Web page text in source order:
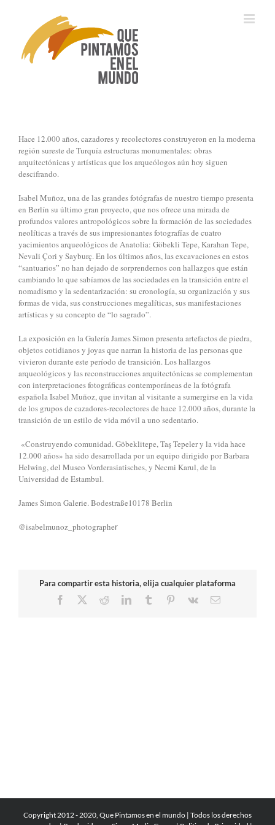
Hace 12.000 años, cazadores y recolectores construyeron en la moderna
región sureste de Turquía estructuras monumentales: obras
arquitectónicas y artísticas que los arqueólogos aún hoy siguen
descifrando.
Isabel Muñoz, una de las grandes fotógrafas de nuestro tiempo presenta
en Berlín su último gran proyecto, que nos ofrece una mirada de
profundos valores antropológicos sobre la formación de las sociedades
neolíticas a través de sus impresionantes fotografías de cuatro
yacimientos arqueológicos de Anatolia: Göbekli Tepe, Karahan Tepe,
Nevali Çori y Sayburç. En los últimos años, las excavaciones en estos
“santuarios” no han dejado de sorprendernos con hallazgos que están
cambiando lo que sabíamos de las sociedades en la transición entre el
nomadismo y la sedentarización: su cronología, su organización y sus
formas de vida, sus construcciones megalíticas, sus manifestaciones
artísticas y su concepto de “lo sagrado”.
La exposición en la Galería James Simon presenta artefactos de piedra,
objetos cotidianos y joyas que narran la historia de las personas que
vivieron durante este período de transición. Los hallazgos
arqueológicos y las reconstrucciones arquitectónicas se complementan
con interpretaciones fotográficas contemporáneas de la fotógrafa
española Isabel Muñoz, que invitan al visitante a sumergirse en la vida
de los grupos de cazadores-recolectores de hace 12.000 años, durante la
transición de un estilo de vida móvil a uno sedentario.
«Construyendo comunidad. Göbeklitepe, Taş Tepeler y la vida hace
12.000 años» ha sido desarrollada por un equipo dirigido por Barbara
Helwing, del Museo Vorderasiatisches, y Necmi Karul, de la
Universidad de Estambul.
James Simon Galerie. Bodestraße10178 Berlin
@isabelmunoz_photographer
Para compartir esta historia, elija cualquier plataforma
Facebook
RedditLinkedInTumblr Pinterest
Vk
Correo
Copyright 2012 - 2020, Que Pintamos en el mundo | Todos los derechos